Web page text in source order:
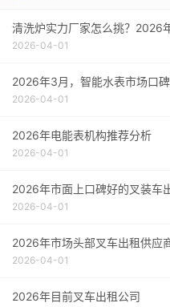
清洗炉实力厂家怎么挑？2026
2026-04-01
2026年3月，智能水表市场口
2026-04-01
2026年电能表机构推荐分析
2026-04-01
2026年市面上口碑好的叉装车
2026-04-01
2026年市场头部叉车出租供应
2026-04-01
2026年目前叉车出租公司